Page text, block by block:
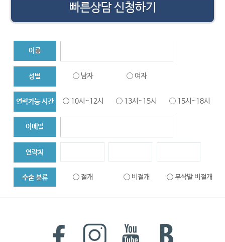
빠른상담 신청하기
이름
성별 남자 여자
연락가능 시간 10시~12시 13시~15시 15시~18시
이메일
연락처
수술 분류 절개 비절개 무삭발 비절개